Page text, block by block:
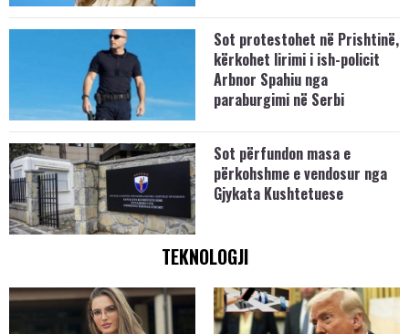
Sot protestohet në Prishtinë,
kërkohet lirimi i ish-policit
Arbnor Spahiu nga
paraburgimi në Serbi
Sot përfundon masa e
përkohshme e vendosur nga
Gjykata Kushtetuese
TEKNOLOGJI